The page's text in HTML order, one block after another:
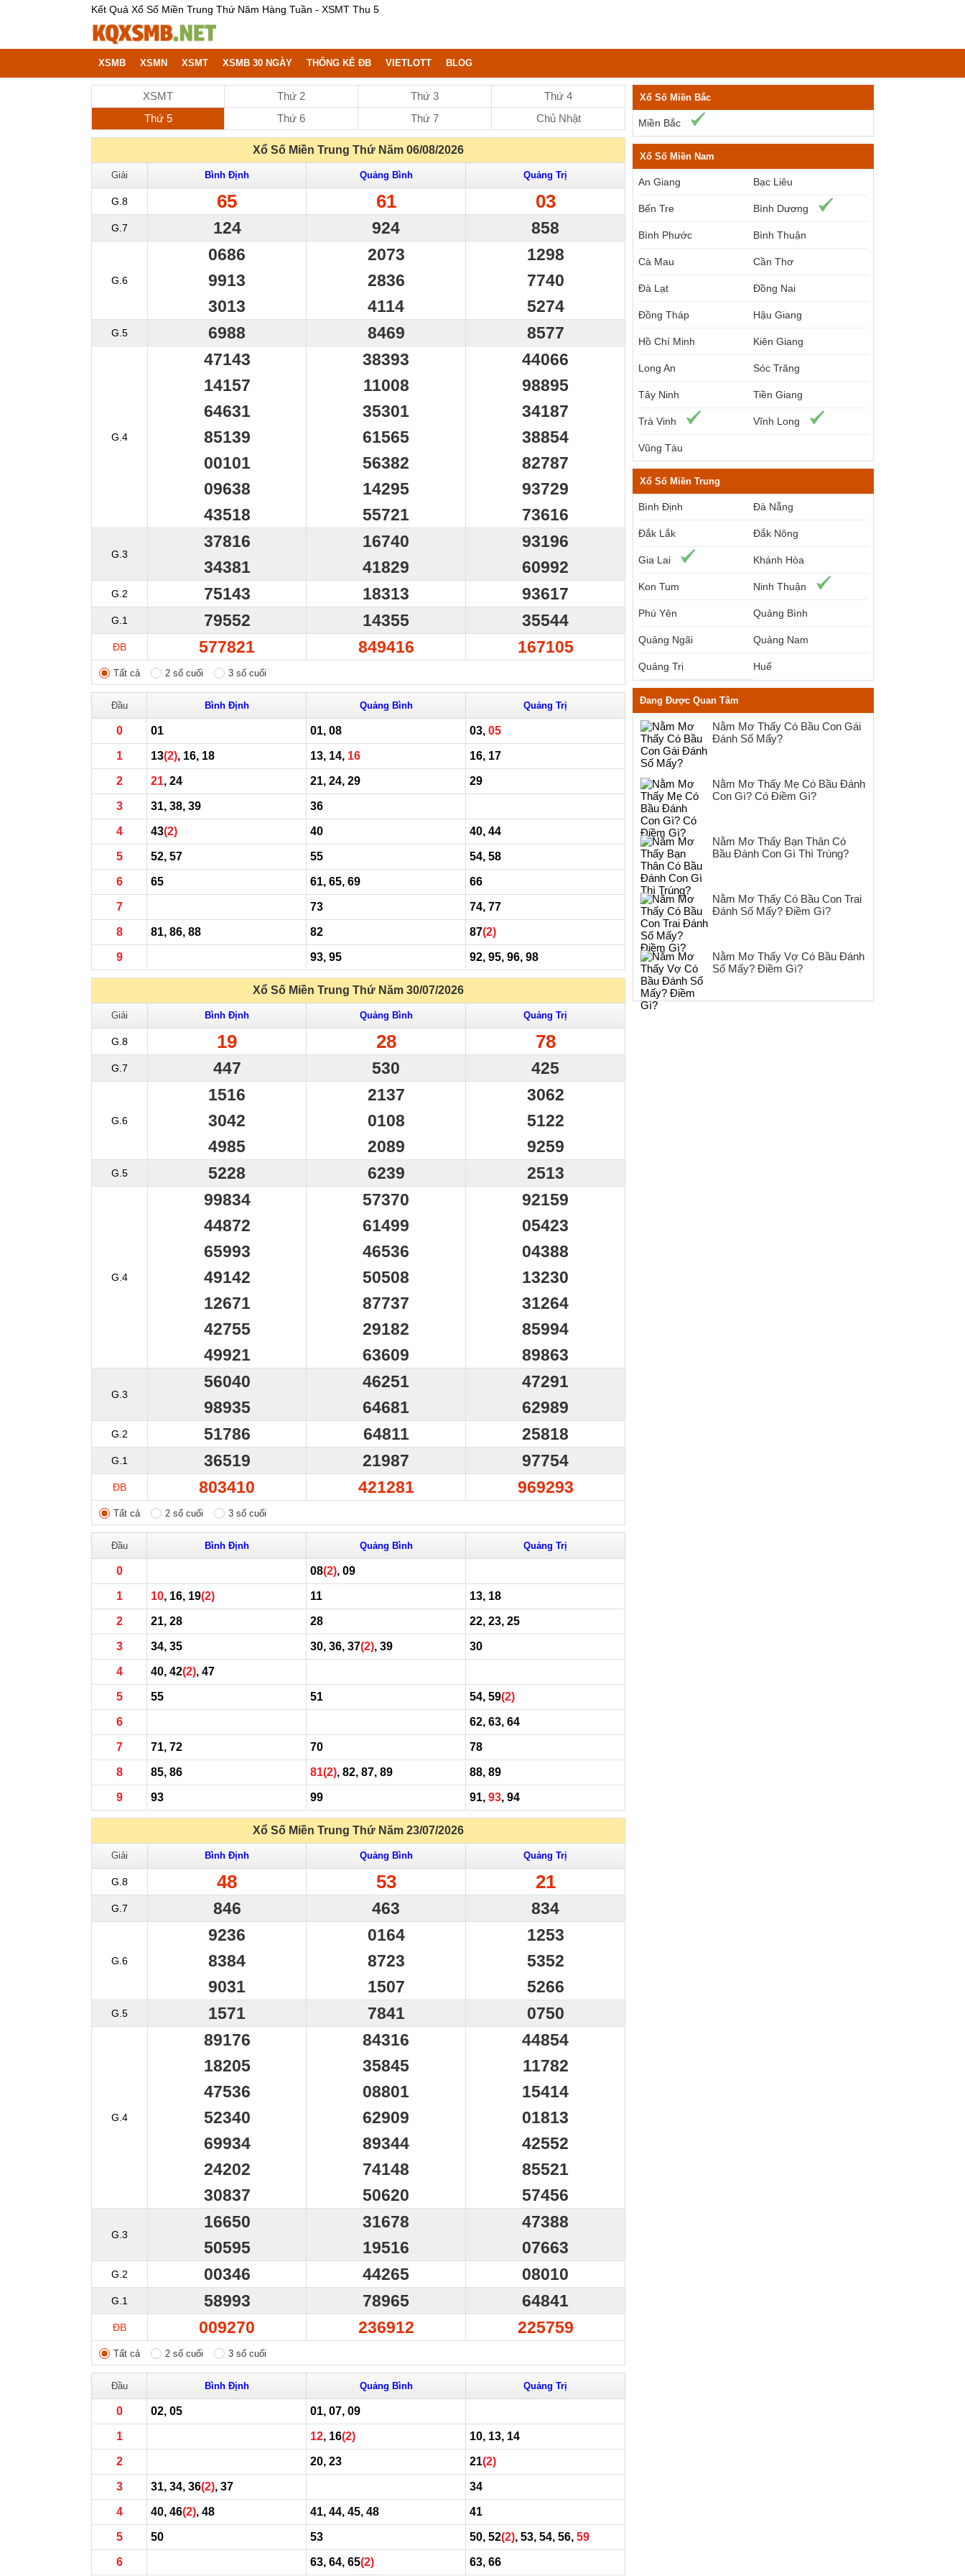
Kết Quả Xổ Số Miền Trung Thứ Năm Hàng Tuần - XSMT Thu 5
XSMB XSMN XSMT XSMB 30 NGÀY THỐNG KÊ ĐB VIETLOTT BLOG
XSMT Thứ 2 Thứ 3
Thứ 4
Thứ 5
Thứ 6 Thứ 7 Chủ Nhật
Xổ Số Miền Trung Thứ Năm 06/08/2026
Giải Bình Định Quảng Bình Quảng Trị
G.8 65 61 03
G.7 124 924 858
G.6
0686
9913
3013
2073
2836
4114
1298
7740
5274
G.5 6988 8469 8577
G.4
47143
14157
64631
85139
00101
09638
43518
38393
11008
35301
61565
56382
14295
55721
44066
98895
34187
38854
82787
93729
73616
G.3
37816
34381
16740
41829
93196
60992
G.2 75143 18313 93617
G.1 79552 14355 35544
ĐB 577821 849416 167105
Tất cả 2 số cuối 3 số cuối
Đầu Bình Định Quảng Bình Quảng Trị
0 01 01, 08 03, 05
1 13(2), 16, 18 13, 14, 16 16, 17
2 21, 24 21, 24, 29 29
3 31, 38, 39 36
4 43(2) 40 40, 44
5 52, 57 55 54, 58
6 65 61, 65, 69 66
7 73 74, 77
8 81, 86, 88 82 87(2)
9 93, 95 92, 95, 96, 98
Xổ Số Miền Trung Thứ Năm 30/07/2026
Giải Bình Định Quảng Bình Quảng Trị
G.8 19 28 78
G.7 447 530 425
G.6
1516
3042
4985
2137
0108
2089
3062
5122
9259
G.5 5228 6239 2513
G.4
99834
44872
65993
49142
12671
42755
49921
57370
61499
46536
50508
87737
29182
63609
92159
05423
04388
13230
31264
85994
89863
G.3
56040
98935
46251
64681
47291
62989
G.2 51786 64811 25818
G.1 36519 21987 97754
ĐB 803410 421281 969293
Tất cả 2 số cuối 3 số cuối
Đầu Bình Định Quảng Bình Quảng Trị
0 08(2), 09
1 10, 16, 19(2) 11 13, 18
2 21, 28 28 22, 23, 25
3 34, 35 30, 36, 37(2), 39 30
4 40, 42(2), 47
5 55 51 54, 59(2)
6 62, 63, 64
7 71, 72 70 78
8 85, 86 81(2), 82, 87, 89 88, 89
9 93 99 91, 93, 94
Xổ Số Miền Trung Thứ Năm 23/07/2026
Giải Bình Định Quảng Bình Quảng Trị
G.8 48 53 21
G.7 846 463 834
G.6
9236
8384
9031
0164
8723
1507
1253
5352
5266
G.5 1571 7841 0750
G.4
89176
18205
47536
52340
69934
24202
30837
84316
35845
08801
62909
89344
74148
50620
44854
11782
15414
01813
42552
85521
57456
G.3
16650
50595
31678
19516
47388
07663
G.2 00346 44265 08010
G.1 58993 78965 64841
ĐB 009270 236912 225759
Tất cả 2 số cuối 3 số cuối
Đầu Bình Định Quảng Bình Quảng Trị
0 02, 05 01, 07, 09
1 12, 16(2) 10, 13, 14
2 20, 23 21(2)
3 31, 34, 36(2), 37 34
4 40, 46(2), 48 41, 44, 45, 48 41
5 50 53 50, 52(2), 53, 54, 56, 59
6 63, 64, 65(2) 63, 66
Xổ Số Miền Bắc
Miền Bắc
Xổ Số Miền Nam
An Giang Bạc Liêu
Bến Tre Bình Dương
Bình Phước Bình Thuận
Cà Mau Cần Thơ
Đà Lạt Đồng Nai
Đồng Tháp Hậu Giang
Hồ Chí Minh Kiên Giang
Long An Sóc Trăng
Tây Ninh Tiền Giang
Trà Vinh Vĩnh Long
Vũng Tàu
Xổ Số Miền Trung
Bình Định Đà Nẵng
Đắk Lắk Đắk Nông
Gia Lai Khánh Hòa
Kon Tum Ninh Thuận
Phú Yên Quảng Bình
Quảng Ngãi Quảng Nam
Quảng Trị Huế
Đang Được Quan Tâm
Nằm Mơ Thấy Có Bầu Con Gái
Đánh Số Mấy?
Nằm Mơ Thấy Mẹ Có Bầu Đánh
Con Gì? Có Điềm Gì?
Nằm Mơ Thấy Bạn Thân Có
Bầu Đánh Con Gì Thì Trúng?
Nằm Mơ Thấy Có Bầu Con Trai
Đánh Số Mấy? Điềm Gì?
Nằm Mơ Thấy Vợ Có Bầu Đánh
Số Mấy? Điềm Gì?